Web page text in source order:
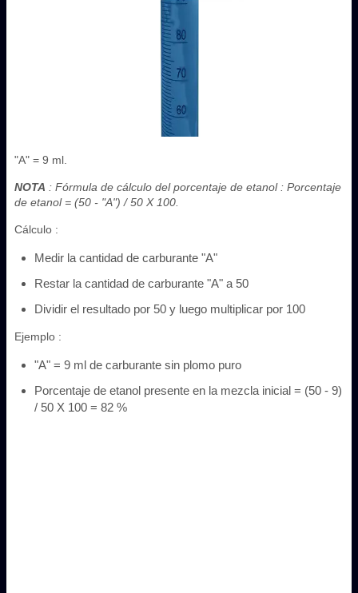
"A" = 9 ml.
NOTA : Fórmula de cálculo del porcentaje de etanol : Porcentaje
de etanol = (50 - "A") / 50 X 100.
Cálculo :
Medir la cantidad de carburante "A"
Restar la cantidad de carburante "A" a 50
Dividir el resultado por 50 y luego multiplicar por 100
Ejemplo :
"A" = 9 ml de carburante sin plomo puro
Porcentaje de etanol presente en la mezcla inicial = (50 - 9)
/ 50 X 100 = 82 %